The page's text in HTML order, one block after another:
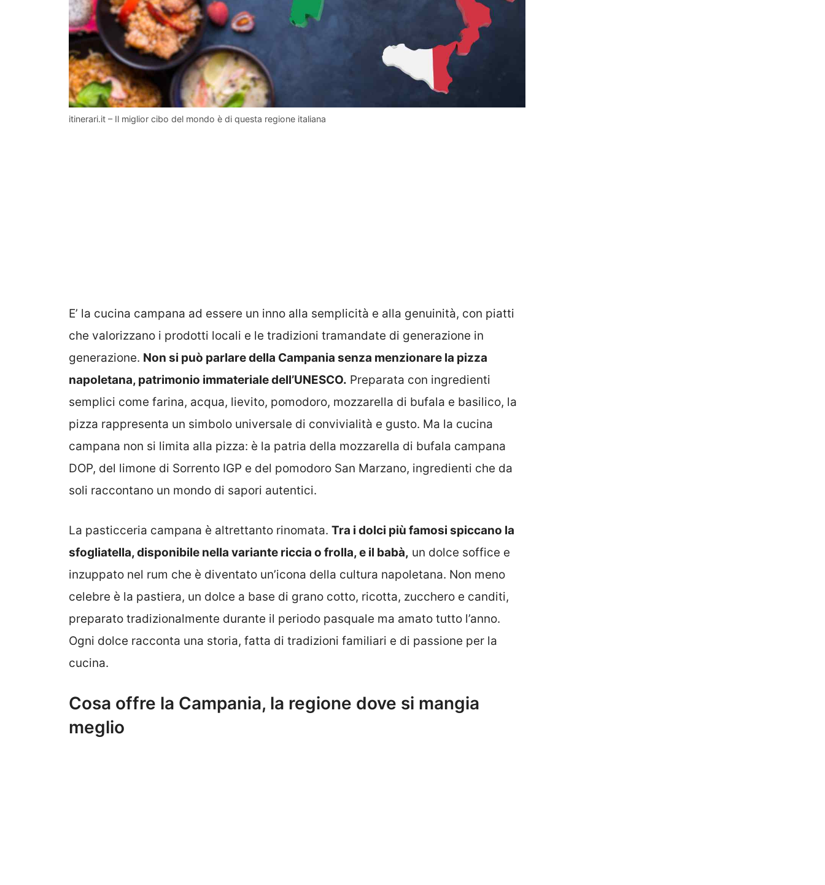
itinerari.it – Il miglior cibo del mondo è di questa regione italiana
E’ la cucina campana ad essere un inno alla semplicità e alla genuinità, con piatti
che valorizzano i prodotti locali e le tradizioni tramandate di generazione in
generazione. Non si può parlare della Campania senza menzionare la pizza
napoletana, patrimonio immateriale dell’UNESCO. Preparata con ingredienti
semplici come farina, acqua, lievito, pomodoro, mozzarella di bufala e basilico, la
pizza rappresenta un simbolo universale di convivialità e gusto. Ma la cucina
campana non si limita alla pizza: è la patria della mozzarella di bufala campana
DOP, del limone di Sorrento IGP e del pomodoro San Marzano, ingredienti che da
soli raccontano un mondo di sapori autentici.
La pasticceria campana è altrettanto rinomata. Tra i dolci più famosi spiccano la
sfogliatella, disponibile nella variante riccia o frolla, e il babà, un dolce soffice e
inzuppato nel rum che è diventato un’icona della cultura napoletana. Non meno
celebre è la pastiera, un dolce a base di grano cotto, ricotta, zucchero e canditi,
preparato tradizionalmente durante il periodo pasquale ma amato tutto l’anno.
Ogni dolce racconta una storia, fatta di tradizioni familiari e di passione per la
cucina.
Cosa offre la Campania, la regione dove si mangia
meglio